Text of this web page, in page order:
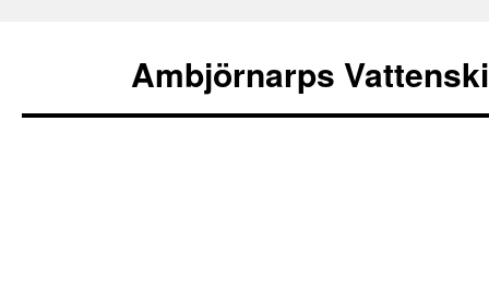
Ambjörnarps